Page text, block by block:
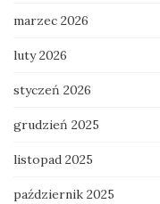
marzec 2026
luty 2026
styczeń 2026
grudzień 2025
listopad 2025
październik 2025